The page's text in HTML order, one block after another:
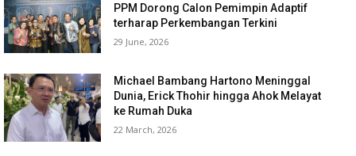
PPM Dorong Calon Pemimpin Adaptif
terharap Perkembangan Terkini
29 June, 2026
Michael Bambang Hartono Meninggal
Dunia, Erick Thohir hingga Ahok Melayat
ke Rumah Duka
22 March, 2026